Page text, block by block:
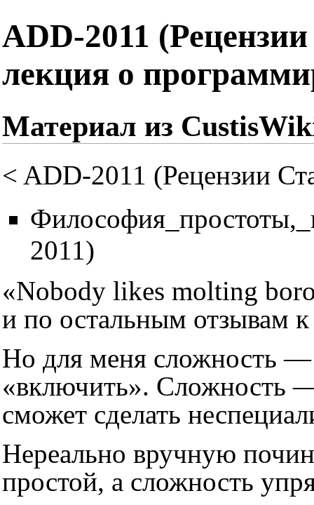
ADD-2011
лекция о
Материал из
< ADD-2011 (Рецензии
2011)
«Nobody likes molting
и по остальным отзывам
Но для меня сложность —
«включить». Сложность —
сможет сделать
Нереально вручную
простой, а сложность